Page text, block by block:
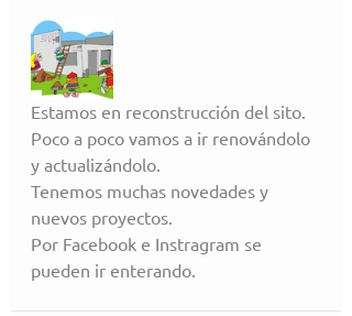
Estamos en reconstrucción del sito.
Poco a poco vamos a ir renovándolo
y actualizándolo.
Tenemos muchas novedades y
nuevos proyectos.
Por Facebook e Instragram se
pueden ir enterando.